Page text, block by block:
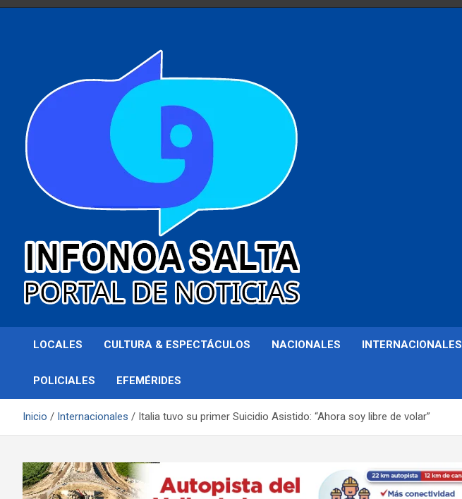
Infonoa Salta
LOCALES CULTURA & ESPECTÁCULOS NACIONALES INTERNACIONALES
POLICIALES EFEMÉRIDES
Inicio Internacionales Italia tuvo su primer Suicidio Asistido: “Ahora soy libre de volar”